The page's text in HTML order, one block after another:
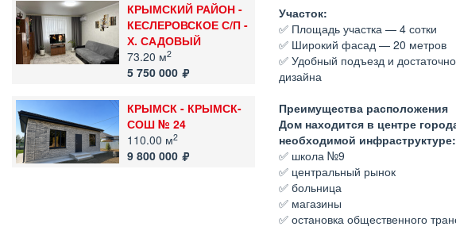
Участок:
✅ Площадь участка — 4 сотки
✅ Широкий фасад — 20 метров
✅ Удобный подъезд и
дизайна
Преимущества расположения
Дом находится в центре
необходимой инфраструктуре:
✅ школа №9
✅ центральный рынок
✅ больница
✅ магазины
✅ остановка общественного
КРЫМСКИЙ РАЙОН -
КЕСЛЕРОВСКОЕ С/П -
Х. САДОВЫЙ
73.20 м2
5 750 000
КРЫМСК - КРЫМСК-
СОШ № 24
110.00 м2
9 800 000